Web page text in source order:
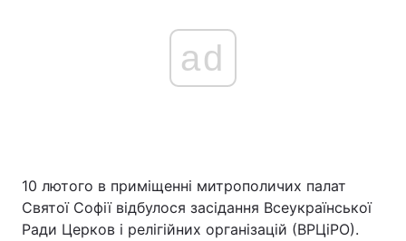
ad
10 лютого в приміщенні митрополичих палат
Святої Софії відбулося засідання Всеукраїнської
Ради Церков і релігійних організацій (ВРЦіРО).